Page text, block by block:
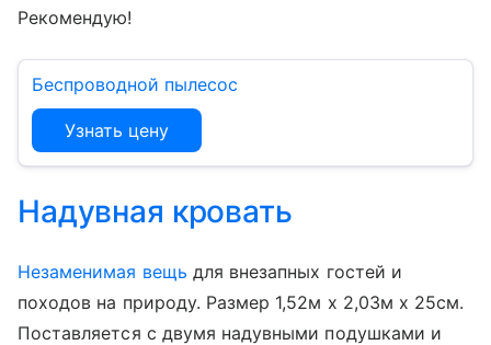
Рекомендую!
Беспроводной пылесос
Узнать цену
Надувная кровать
Незаменимая вещь для внезапных гостей и
походов на природу. Размер 1,52м x 2,03м x 25см.
Поставляется с двумя надувными подушками и